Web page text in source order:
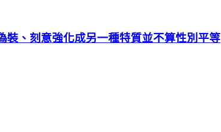
、刻意強化成另一種特質並不算性別平等